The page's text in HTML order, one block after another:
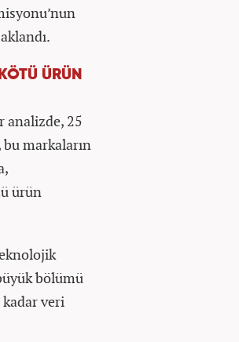
ÜRÜN
analizde, 25
markaların
ürün
bölümü
veri